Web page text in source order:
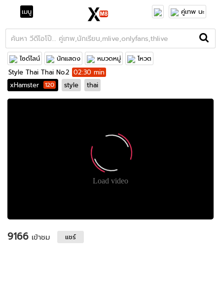
เมนู คู่เทพ นะ
ไซด์ไลน์ นักแสดง หมวดหมู่
โหวต
Style Thai Thai No.2 02:30 min
xHamster
120 style thai
9166 เข้าชม แชร์